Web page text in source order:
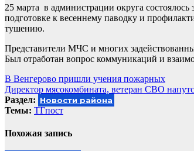
25 марта в администрации округа
подготовке к весеннему паводку и
тушению.
Представители МЧС и многих
Был отработан вопрос коммуникаций и
Навигация
по
записям
В Венгерово пришли учения пожарных
Директор мясокомбината, ветеран СВО
Раздел: Новости района
Темы: ТГпост
Похожая запись